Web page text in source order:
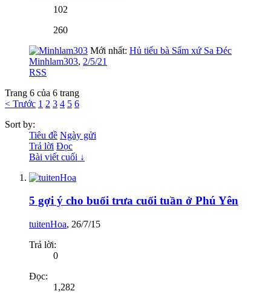
102
260
Mới nhất: Hủ tiếu bà Sẩm xứ Sa Đéc
Minhlam303, 2/5/21
RSS
Trang 6 của 6 trang
< Trước 1 2 3 4 5 6
Sort by:
Tiêu đề Ngày gửi
Trả lời Đọc
Bài viết cuối ↓
5 gợi ý cho buổi trưa cuối tuần ở Phú Yên
tuitenHoa, 26/7/15
Trả lời:
0
Đọc:
1,282